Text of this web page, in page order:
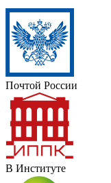
Почтой России
В Институте